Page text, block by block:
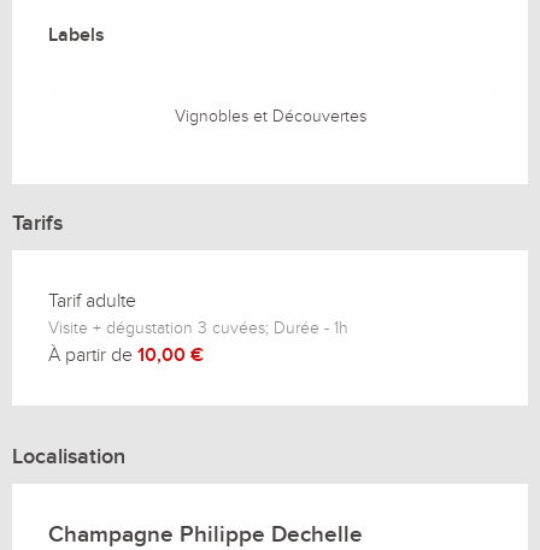
Labels
Labels
Vignobles et Découvertes
Tarifs
Tarif adulte
Visite + dégustation 3 cuvées; Durée - 1h
À partir de 10,00 €
Localisation
Champagne Philippe Dechelle